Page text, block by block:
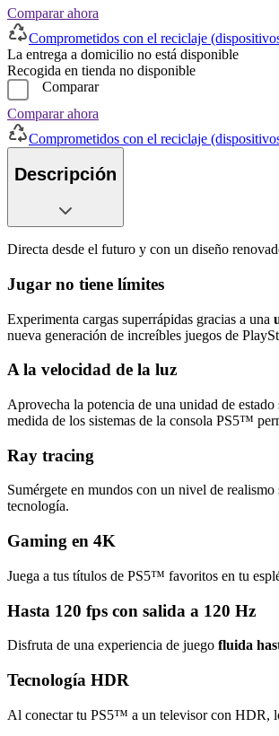
Comparar ahora
Comprometidos con el reciclaje
La entrega a domicilio no está disponible
Recogida en tienda no disponible
Comparar
Comparar ahora
Comprometidos con el reciclaje
Descripción
Directa desde el futuro y con un diseño
Jugar no tiene límites
Experimenta cargas superrápidas gracias a una
nueva generación de increíbles juegos de
A la velocidad de la luz
Aprovecha la potencia de una unidad de estado
medida de los sistemas de la consola PS5™
Ray tracing
Sumérgete en mundos con un nivel de realismo
tecnología.
Gaming en 4K
Juega a tus títulos de PS5™ favoritos en tu
Hasta 120 fps con salida a 120 Hz
Disfruta de una experiencia de juego fluida
Tecnología HDR
Al conectar tu PS5™ a un televisor con HDR,